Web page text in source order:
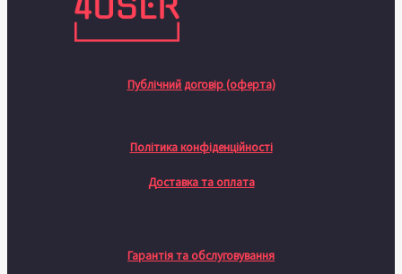
Публічний договір (оферта)
Політика конфіденційності
Доставка та оплата
Гарантія та обслуговування